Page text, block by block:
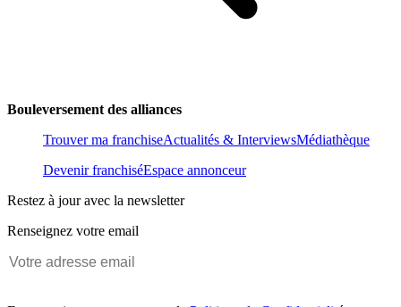
Bouleversement des alliances
Trouver ma franchiseActualités & InterviewsMédiathèque
Devenir franchiséEspace annonceur
Restez à jour avec la newsletter
Renseignez votre email